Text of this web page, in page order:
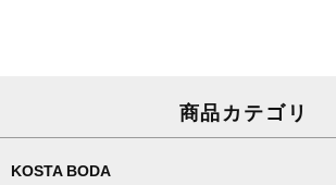
商品カテゴリ
KOSTA BODA